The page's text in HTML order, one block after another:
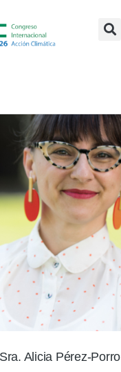
Sra. Alicia Pérez-Porro